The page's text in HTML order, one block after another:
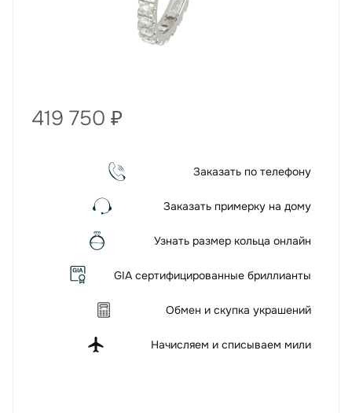
419 750 ₽
Заказать по телефону
Заказать примерку на дому
Узнать размер кольца онлайн
GIA сертифицированные бриллианты
Обмен и скупка украшений
Начисляем и списываем мили